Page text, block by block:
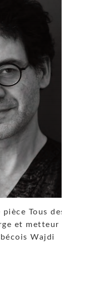
Tous des
et metteur
Wajdi